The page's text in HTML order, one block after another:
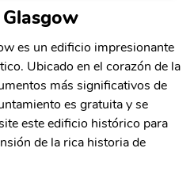
es un edificio impresionante
Ubicado en el corazón de la
más significativos de
es gratuita y se
este edificio histórico para
de la rica historia de